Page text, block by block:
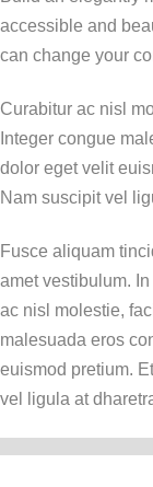
accessible and
can change your
Curabitur ac nisl
Integer congue
dolor eget velit
Nam suscipit vel
Fusce aliquam
amet vestibulum.
ac nisl molestie,
malesuada eros
euismod pretium.
vel ligula at